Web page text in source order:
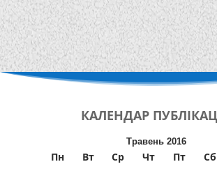
КАЛЕНДАР
Травень 2016
Пн Вт Ср Чт Пт Сб